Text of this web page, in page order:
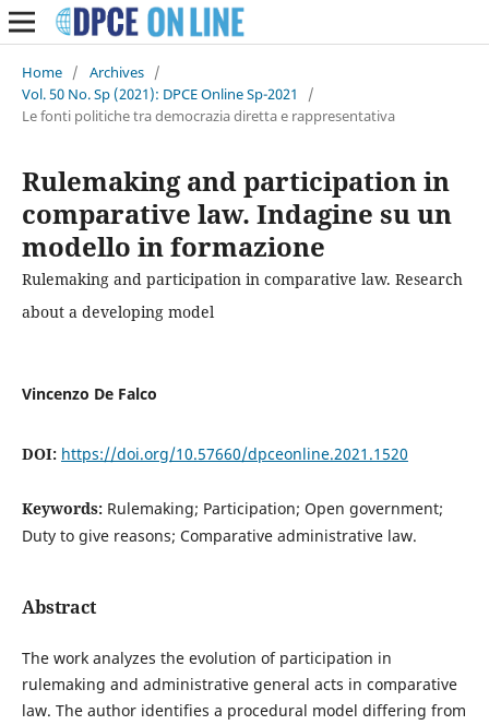
Home / Archives /
Vol. 50 No. Sp (2021): DPCE Online Sp-2021
/
Le fonti politiche tra democrazia diretta e rappresentativa
Rulemaking and participation in
comparative law. Indagine su un
modello in formazione
Rulemaking and participation in comparative law. Research
about a developing model
Vincenzo De Falco
DOI: https://doi.org/10.57660/dpceonline.2021.1520
Keywords: Rulemaking; Participation; Open government;
Duty to give reasons; Comparative administrative law.
Abstract
The work analyzes the evolution of participation in
rulemaking and administrative general acts in comparative
law. The author identifies a procedural model differing from